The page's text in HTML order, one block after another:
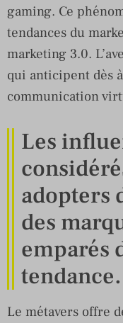
gaming. Ce
tendances du
marketing 3.0.
qui anticipent dès
communication
Les
adopters
des
emparés
tendance.
Le métavers offre